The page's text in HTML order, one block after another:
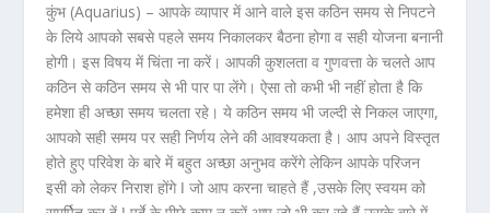
कुंभ (Aquarius) –आपके व्यापार में आने वाले इस कठिन समय से निपटने
के लिये आपको सबसे पहले समय निकालकर बैठना होगा व सही योजना बनानी
होगी। इस विषय में चिंता ना करें। आपकी कुशलता व गुणवत्ता के चलते आप
कठिन से कठिन समय से भी पार पा लेंगे। ऐसा तो कभी भी नहीं होता है कि
हमेशा ही अच्छा समय चलता रहे। ये कठिन समय भी जल्दी से निकल जाएगा,
आपको सही समय पर सही निर्णय लेने की आवश्यकता है। आप अपने विस्तृत
होते हुए परिवेश के बारे में बहुत अच्छा अनुभव करेंगे लेकिन आपके परिजन
इसी को लेकर निराश होंगे ǀ जो आप करना चाहते हैं ,उसके लिए स्वयम को